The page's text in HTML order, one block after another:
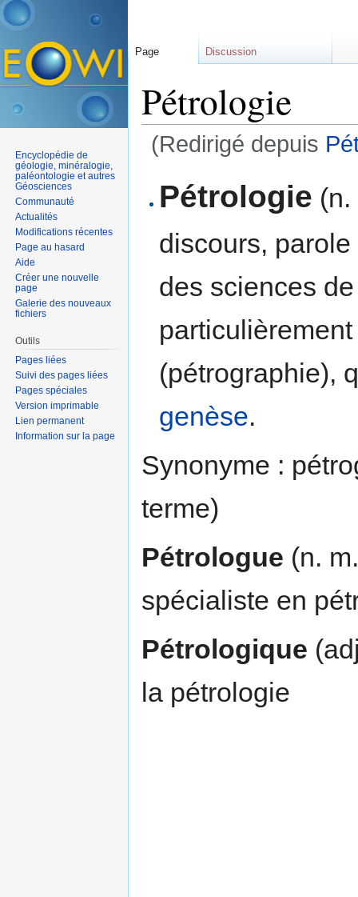
Pétrologie
(Redirigé depuis
Pétrologie
discours,
des sciences
(pétrographie),
genèse.
Synonyme :
terme)
Pétrologue (n.
spécialiste en
Pétrologique
la pétrologie
Page Discussion
Encyclopédie de
géologie, minéralogie,
paléontologie et autres
Géosciences
Communauté
Actualités
Modifications récentes
Page au hasard
Aide
Créer une nouvelle
page
Galerie des nouveaux
fichiers
Outils
Pages liées
Suivi des pages liées
Pages spéciales
Version imprimable
Lien permanent
Information sur la page